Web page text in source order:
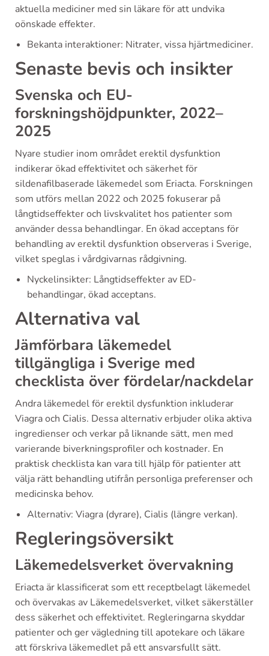
aktuella mediciner med sin läkare för att undvika
oönskade effekter.
Bekanta interaktioner: Nitrater, vissa hjärtmediciner.
Senaste bevis och insikter
Svenska och EU-
forskningshöjdpunkter, 2022–
2025
Nyare studier inom området erektil dysfunktion
indikerar ökad effektivitet och säkerhet för
sildenafilbaserade läkemedel som Eriacta. Forskningen
som utförs mellan 2022 och 2025 fokuserar på
långtidseffekter och livskvalitet hos patienter som
använder dessa behandlingar. En ökad acceptans för
behandling av erektil dysfunktion observeras i Sverige,
vilket speglas i vårdgivarnas rådgivning.
Nyckelinsikter: Långtidseffekter av ED-
behandlingar, ökad acceptans.
Alternativa val
Jämförbara läkemedel
tillgängliga i Sverige med
checklista över fördelar/nackdelar
Andra läkemedel för erektil dysfunktion inkluderar
Viagra och Cialis. Dessa alternativ erbjuder olika aktiva
ingredienser och verkar på liknande sätt, men med
varierande biverkningsprofiler och kostnader. En
praktisk checklista kan vara till hjälp för patienter att
välja rätt behandling utifrån personliga preferenser och
medicinska behov.
Alternativ: Viagra (dyrare), Cialis (längre verkan).
Regleringsöversikt
Läkemedelsverket övervakning
Eriacta är klassificerat som ett receptbelagt läkemedel
och övervakas av Läkemedelsverket, vilket säkerställer
dess säkerhet och effektivitet. Regleringarna skyddar
patienter och ger vägledning till apotekare och läkare
att förskriva läkemedlet på ett ansvarsfullt sätt.